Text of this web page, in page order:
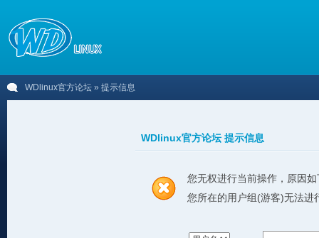
WDlinux官方论坛 » 提示信息
WDlinux官方论坛 提示信息
您无权进行当前操作，原因如
您所在的用户组(游客)无法进